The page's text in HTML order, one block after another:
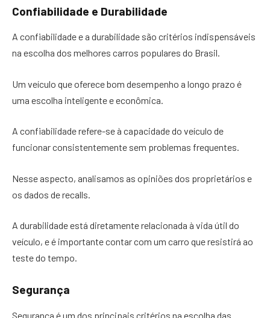
Confiabilidade e Durabilidade
A confiabilidade e a durabilidade são critérios indispensáveis
na escolha dos melhores carros populares do Brasil.
Um veículo que oferece bom desempenho a longo prazo é
uma escolha inteligente e econômica.
A confiabilidade refere-se à capacidade do veículo de
funcionar consistentemente sem problemas frequentes.
Nesse aspecto, analisamos as opiniões dos proprietários e
os dados de recalls.
A durabilidade está diretamente relacionada à vida útil do
veículo, e é importante contar com um carro que resistirá ao
teste do tempo.
Segurança
Segurança é um dos principais critérios na escolha das